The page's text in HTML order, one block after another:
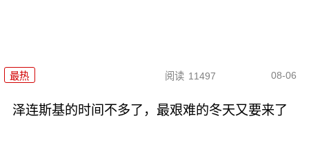
最热 阅读 11497 08-06
泽连斯基的时间不多了，最艰难的冬天又要来了